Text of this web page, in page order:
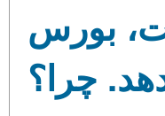
بورس
چرا؟